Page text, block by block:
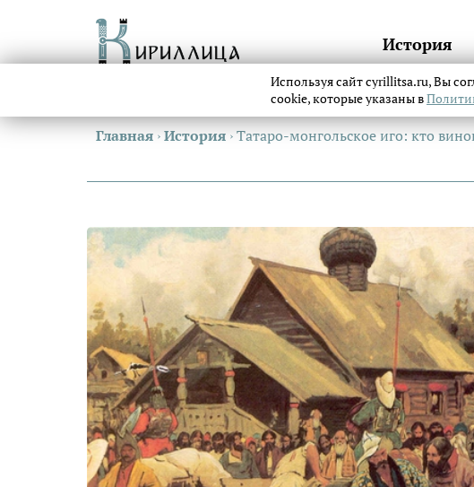
История
Главная ›История ›Татаро-монгольское иго: кто
Используя сайт cyrillitsa.ru, Вы
cookie, которые указаны в